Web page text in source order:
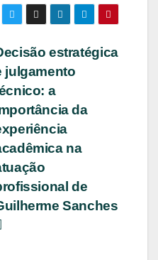
estratégica
julgamento
a
da
na
de
Sanches